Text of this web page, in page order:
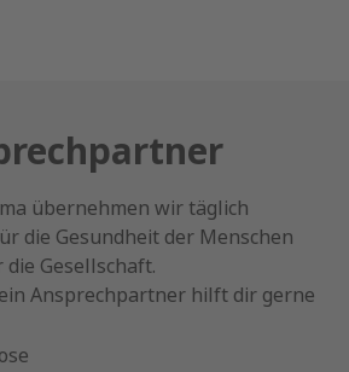
übernehmen wir täglich
die Gesundheit der Menschen
Gesellschaft.
Ansprechpartner hilft dir gerne